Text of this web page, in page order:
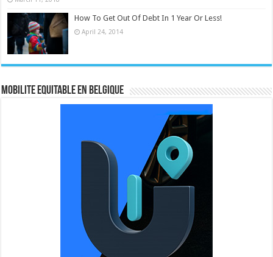
How To Get Out Of Debt In 1 Year Or Less!
April 24, 2014
MOBILITE EQUITABLE EN BELGIQUE